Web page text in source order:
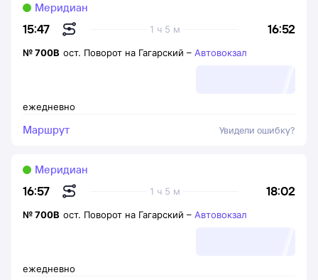
15:47 16:52
1 ч 5 м
Меридиан
ежедневно
№700В ост. Поворот на Гагарский – Автовокзал
Маршрут Увидели ошибку?
16:57 18:02
1 ч 5 м
Меридиан
ежедневно
№700В ост. Поворот на Гагарский – Автовокзал